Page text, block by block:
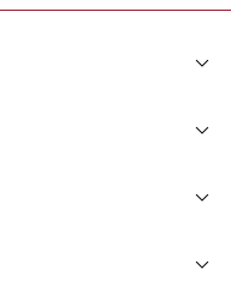
keyboard_arrow_down
keyboard_arrow_down
keyboard_arrow_down
keyboard_arrow_down